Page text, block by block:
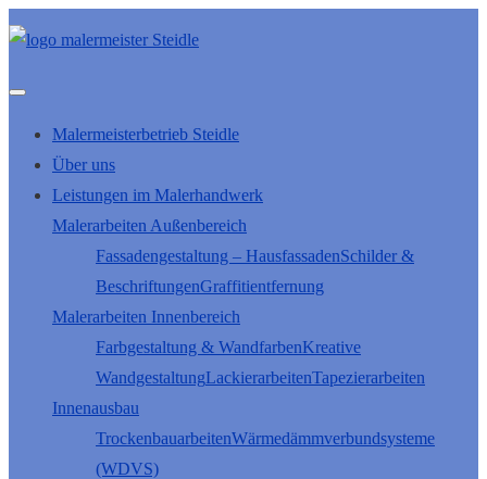
Malermeisterbetrieb Steidle
Über uns
Leistungen im Malerhandwerk
Malerarbeiten Außenbereich
Fassadengestaltung – HausfassadenSchilder &
BeschriftungenGraffitientfernung
Malerarbeiten Innenbereich
Farbgestaltung & WandfarbenKreative
WandgestaltungLackierarbeitenTapezierarbeiten
Innenausbau
TrockenbauarbeitenWärmedämmverbundsysteme
(WDVS)